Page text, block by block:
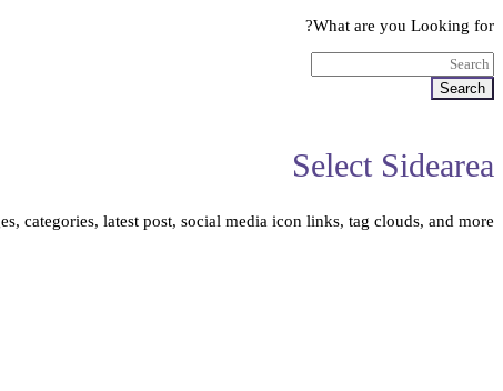
What are you Looking for?
Search
Select Sidearea
categories, latest post, social media icon links, tag clouds, and more.